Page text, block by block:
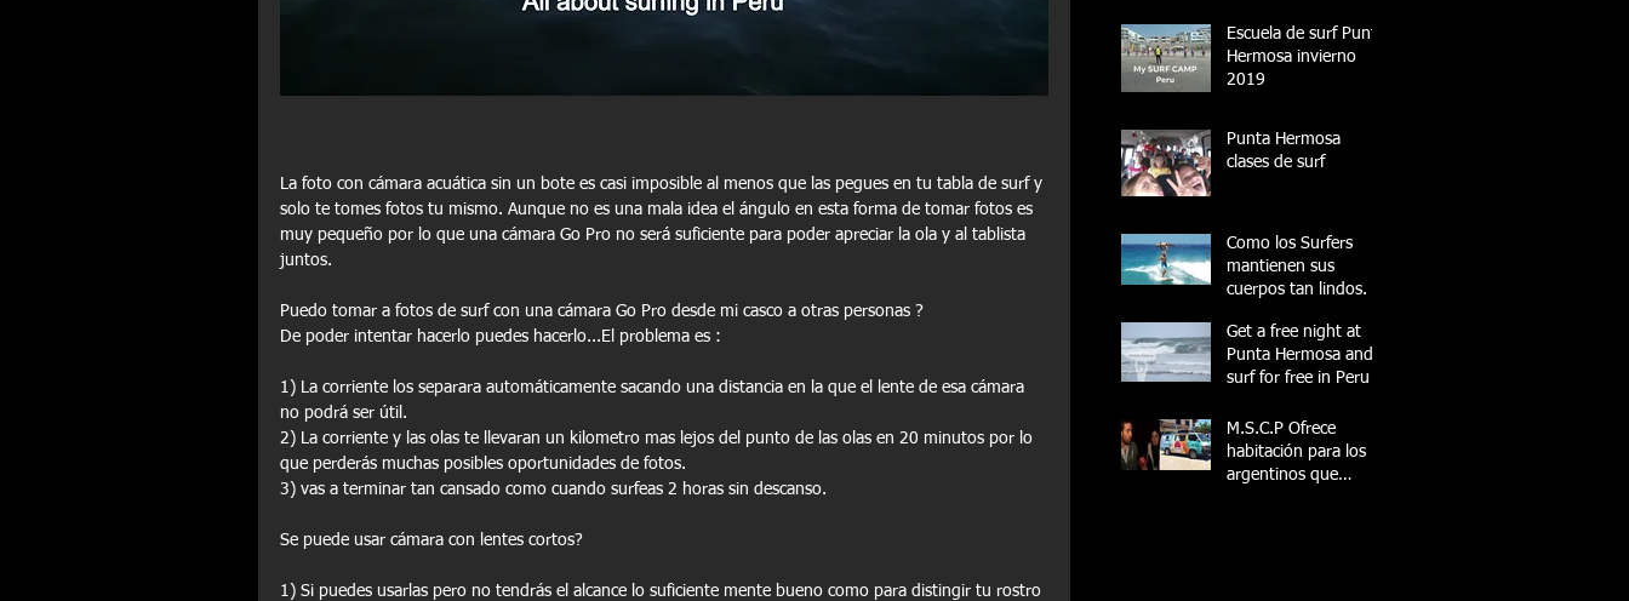
La foto con cámara acuática sin un bote es casi imposible al menos que las pegues en tu tabla de surf y
solo te tomes fotos tu mismo. Aunque no es una mala idea el ángulo en esta forma de tomar fotos es
muy pequeño por lo que una cámara Go Pro no será suficiente para poder apreciar la ola y al tablista
juntos.
Puedo tomar a fotos de surf con una cámara Go Pro desde mi casco a otras personas ?
De poder intentar hacerlo puedes hacerlo...El problema es :
1) La corriente los separara automáticamente sacando una distancia en la que el lente de esa cámara
no podrá ser útil.
2) La corriente y las olas te llevaran un kilometro mas lejos del punto de las olas en 20 minutos por lo
que perderás muchas posibles oportunidades de fotos.
3) vas a terminar tan cansado como cuando surfeas 2 horas sin descanso.
Se puede usar cámara con lentes cortos?
1) Si puedes usarlas pero no tendrás el alcance lo suficiente mente bueno como para distingir tu rostro
Escuela de surf Punta
Hermosa invierno
2019
Punta Hermosa
clases de surf
Como los Surfers
mantienen sus
cuerpos tan lindos.
Get a free night at
Punta Hermosa and
surf for free in Peru
M.S.C.P Ofrece
habitación para los
argentinos que